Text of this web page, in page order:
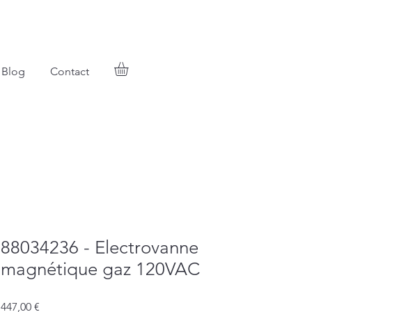
Blog Contact
88034236 - Electrovanne
magnétique gaz 120VAC
447,00 €